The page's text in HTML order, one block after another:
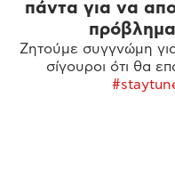
πάντα για να
Ζητούμε συγγνώμη
σίγουροι ότι θα